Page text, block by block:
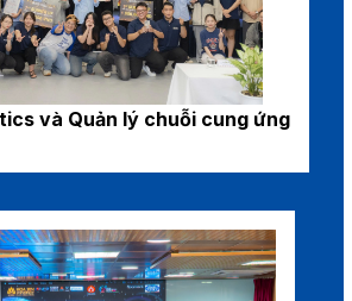
và Quản lý chuỗi cung ứng